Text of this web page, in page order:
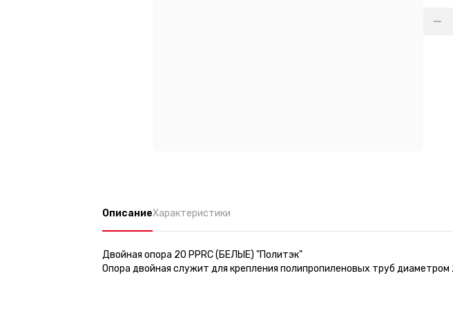
ОписаниеХарактеристики
Двойная опора 20 PPRC (БЕЛЫЕ) "Политэк"
Опора двойная служит для крепления полипропиленовых труб диаметром